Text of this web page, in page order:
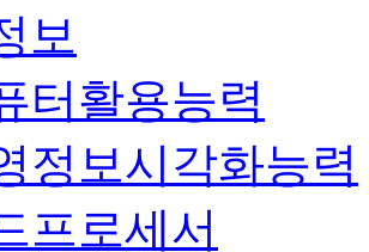
보
터활용능력
정보시각화능력
프로세서